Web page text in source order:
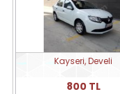
Kayseri, Develi
800 TL